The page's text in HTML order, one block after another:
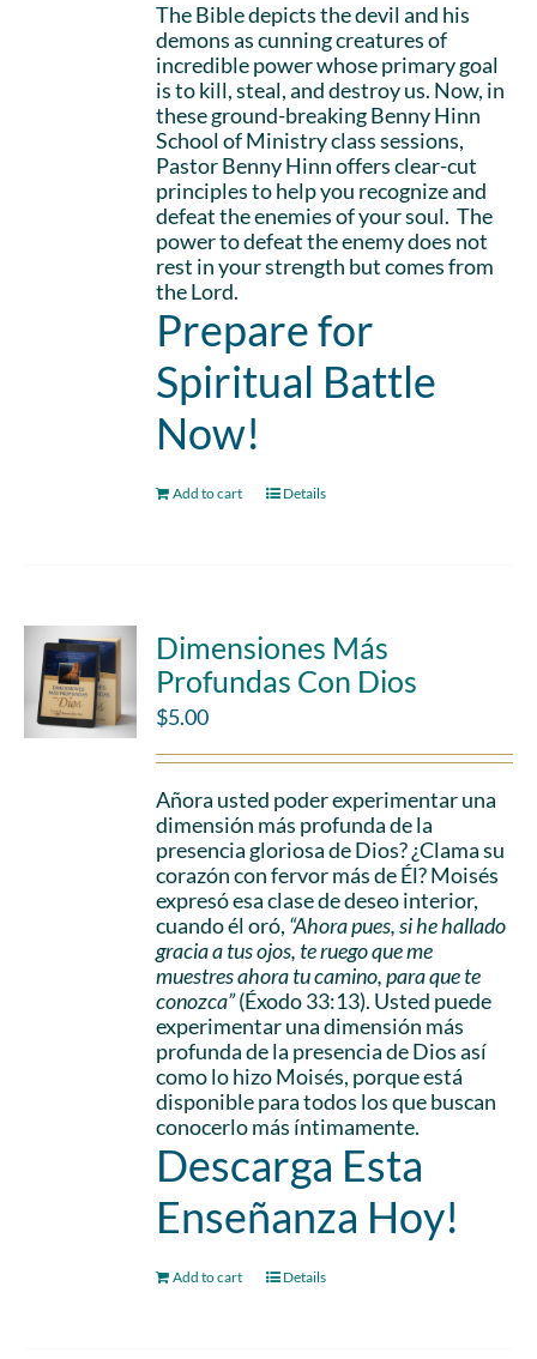
The Bible depicts the devil and his
demons as cunning creatures of
incredible power whose primary goal
is to kill, steal, and destroy us. Now, in
these ground-breaking Benny Hinn
School of Ministry class sessions,
Pastor Benny Hinn offers clear-cut
principles to help you recognize and
defeat the enemies of your soul. The
power to defeat the enemy does not
rest in your strength but comes from
the Lord.
Prepare for
Spiritual Battle
Now!
Add to cart Details
Dimensiones Más
Profundas Con Dios
$5.00
Añora usted poder experimentar una
dimensión más profunda de la
presencia gloriosa de Dios? ¿Clama su
corazón con fervor más de Él? Moisés
expresó esa clase de deseo interior,
cuando él oró, “Ahora pues, si he hallado
gracia a tus ojos, te ruego que me
muestres ahora tu camino, para que te
conozca”(Éxodo 33:13). Usted puede
experimentar una dimensión más
profunda de la presencia de Dios así
como lo hizo Moisés, porque está
disponible para todos los que buscan
conocerlo más íntimamente.
Descarga Esta
Enseñanza Hoy!
Add to cart Details